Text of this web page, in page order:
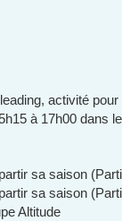
activité
à 17h00 dans
sa saison
sa saison
Altitude